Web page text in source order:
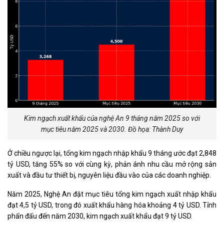
Kim ngạch xuất khẩu của nghệ An 9 tháng năm 2025 so với
mục tiêu năm 2025 và 2030. Đồ họa: Thành Duy
Ở chiều ngược lại, tổng kim ngạch nhập khẩu 9 tháng ước đạt 2,848
tỷ USD, tăng 55% so với cùng kỳ, phản ánh nhu cầu mở rộng sản
xuất và đầu tư thiết bị, nguyên liệu đầu vào của các doanh nghiệp.
Năm 2025, Nghệ An đặt mục tiêu tổng kim ngạch xuất nhập khẩu
đạt 4,5 tỷ USD, trong đó xuất khẩu hàng hóa khoảng 4 tỷ USD. Tỉnh
phấn đấu đến năm 2030, kim ngạch xuất khẩu đạt 9 tỷ USD.